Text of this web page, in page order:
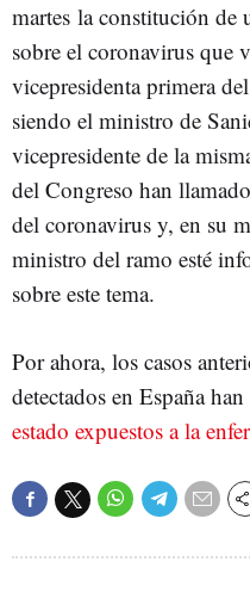
martes la constitución
sobre el coronavirus que
vicepresidenta primera
siendo el ministro de
vicepresidente de la
del Congreso han
del coronavirus y, en su
ministro del ramo esté
sobre este tema.
Por ahora, los casos
detectados en España
estado expuestos a la